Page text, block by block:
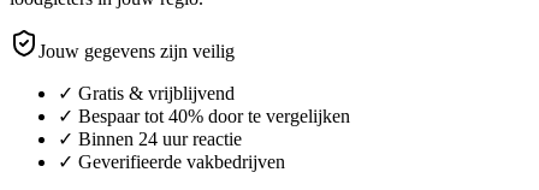
Jouw gegevens zijn veilig
✓ Gratis & vrijblijvend
✓ Bespaar tot 40% door te vergelijken
✓ Binnen 24 uur reactie
✓ Geverifieerde vakbedrijven